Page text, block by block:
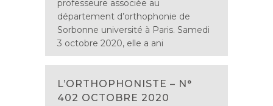
professeure associée au
département d’orthophonie de
Sorbonne université à Paris. Samedi
3 octobre 2020, elle a ani
L’ORTHOPHONISTE – N°
402 OCTOBRE 2020